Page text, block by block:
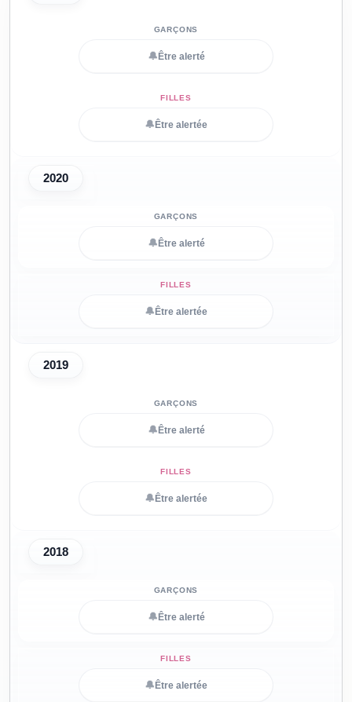
🔔 Être alerté
🔔 Être alertée
2020
🔔 Être alerté
🔔 Être alertée
2019
🔔 Être alerté
🔔 Être alertée
2018
🔔 Être alerté
🔔 Être alertée